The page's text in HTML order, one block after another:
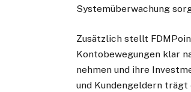
Systemüberwachung
Zusätzlich stellt
Kontobewegungen klar
nehmen und ihre
und Kundengeldern trägt